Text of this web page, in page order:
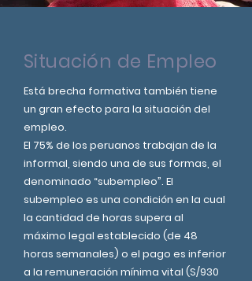
Situación de Empleo
Está brecha formativa también tiene
un gran efecto para la situación del
empleo.
El 75% de los peruanos trabajan de la
informal, siendo una de sus formas, el
denominado “subempleo”. El
subempleo es una condición en la cual
la cantidad de horas supera al
máximo legal establecido (de 48
horas semanales) o el pago es inferior
a la remuneración mínima vital (S/930